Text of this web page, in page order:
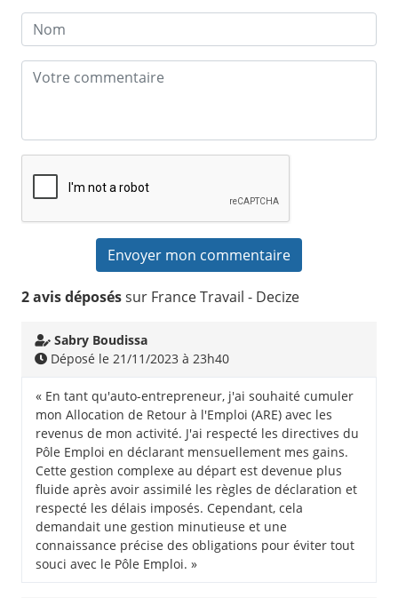
2 avis déposéssur France Travail - Decize
Sabry Boudissa
Déposé le 21/11/2023 à 23h40
« En tant qu'auto-entrepreneur, j'ai souhaité cumuler
mon Allocation de Retour à l'Emploi (ARE) avec les
revenus de mon activité. J'ai respecté les directives du
Pôle Emploi en déclarant mensuellement mes gains.
Cette gestion complexe au départ est devenue plus
fluide après avoir assimilé les règles de déclaration et
respecté les délais imposés. Cependant, cela
demandait une gestion minutieuse et une
connaissance précise des obligations pour éviter tout
souci avec le Pôle Emploi. »